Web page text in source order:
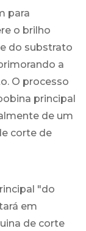
para
o brilho
do substrato
a
O processo
principal
de um
corte de
"do
em
de corte